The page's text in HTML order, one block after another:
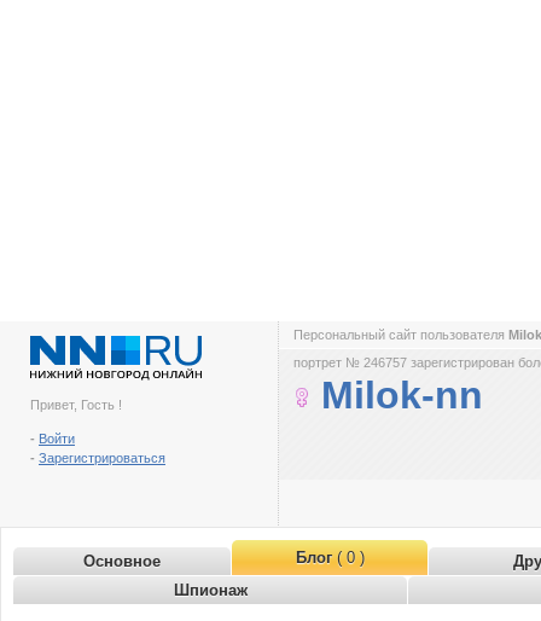
Привет, Гость !
- Войти
- Зарегистрироваться
Персональный сайт пользователя
портрет № 246757 зарегистрирован
Milok-nn
Основное Блог( 0 )
Шпионаж